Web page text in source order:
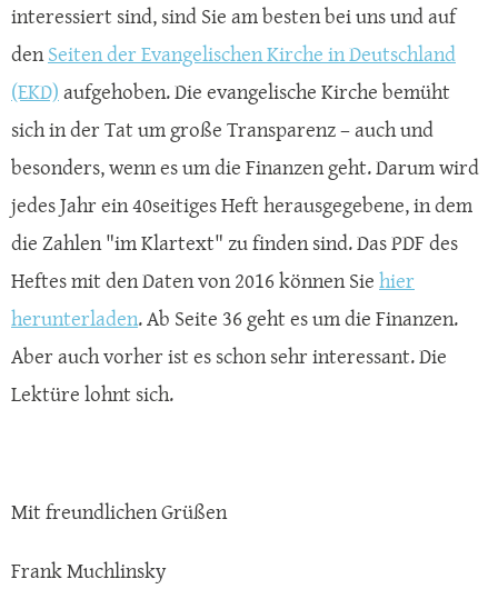
interessiert sind, sind Sie am besten bei uns und auf
denSeiten der Evangelischen Kirche in Deutschland
(EKD)aufgehoben. Die evangelische Kirche bemüht
sich in der Tat um große Transparenz – auch und
besonders, wenn es um die Finanzen geht. Darum wird
jedes Jahr ein 40seitiges Heft herausgegebene, in dem
die Zahlen "im Klartext" zu finden sind. Das PDF des
Heftes mit den Daten von 2016 können Siehier
herunterladen. Ab Seite 36 geht es um die Finanzen.
Aber auch vorher ist es schon sehr interessant. Die
Lektüre lohnt sich.
Mit freundlichen Grüßen
Frank Muchlinsky